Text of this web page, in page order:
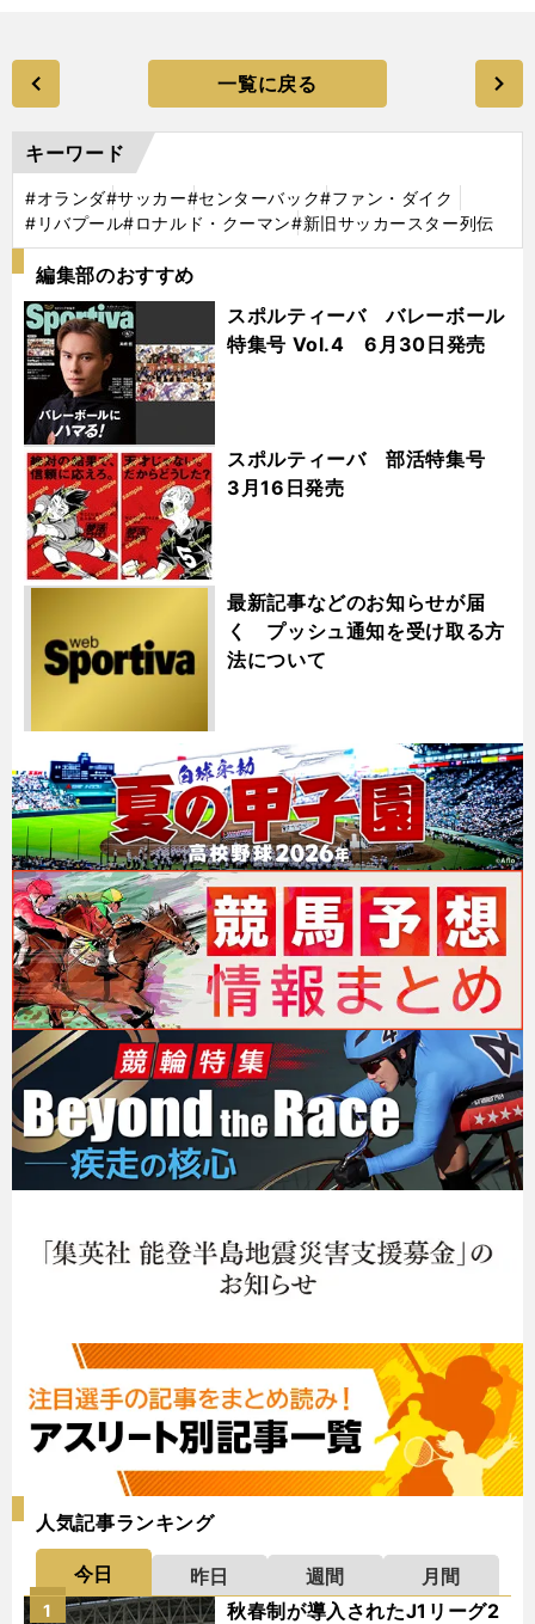
一覧に戻る
キーワード
#オランダ#サッカー#センターバック#ファン・ダイク
#リバプール#ロナルド・クーマン#新旧サッカースター列伝
編集部のおすすめ
スポルティーバ バレーボール
特集号 Vol.4 6月30日発売
スポルティーバ 部活特集号
3月16日発売
最新記事などのお知らせが届
く プッシュ通知を受け取る方
法について
人気記事ランキング
今日 昨日 週間
月間
秋春制が導入されたJ1リーグ2
1